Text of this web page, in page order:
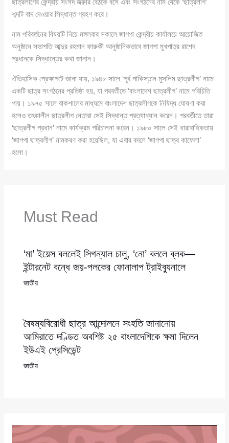
শব্দটি বাদ দেওয়ার সিদ্ধান্ত গ্রহণ করে।
নাম পরিবর্তনের বিষয়টি নিয়ে মঙ্গলবার সকালে জাগপা কেন্দ্রীয় কার্যালয়ে আয়োজিত
অনুষ্ঠানে সভাপতি আব্দুর রহমান ফারুকী আনুষ্ঠানিকভাবে জাগপা মুখপাত্র রাশেদ
প্রধানকে সিদ্ধান্তের কথা জানান।
ঐতিহাসিক প্রেক্ষাপটে জানা যায়, ১৯৪৮ সালে ‘পূর্ব পাকিস্তান মুসলিম ছাত্রলীগ’ নামে
একটি ছাত্র সংগঠনের প্রতিষ্ঠা হয়, যা পরবর্তীতে ‘বাংলাদেশ ছাত্রলীগ’ নামে পরিচিতি
পায়। ১৯৭৫ সালে বাকশালের মাধ্যমে বাংলাদেশ ছাত্রলীগকে নিষিদ্ধ ঘোষণা করা
হলেও তৎকালীন ছাত্রলীগ নেতারা সেই সিদ্ধান্ত প্রত্যাখ্যান করেন। পরবর্তীতে তারা
‘ছাত্রলীগ প্রধান’ নামে কার্যক্রম পরিচালনা করেন। ১৯৮০ সালে সেই ধারাবাহিকতায়
‘জাগপা ছাত্রলীগ’ নামকরণ করা হয়েছিল, যা এবার বদলে ‘জাগপা ছাত্র কাফেলা’
হলো।
Must Read
‘মা’ ইয়েস বললেই সিগন্যাল চালু, ‘নো’ বললে ব্লক—
ইন্টারনেট বন্ধে জয়-পলকের ফোনালাপ ট্রাইব্যুনালে
জাতীয়
বৈষম্যবিরোধী ছাত্র আন্দোলনে সংহতি জানানোয়
আমিরাতে দণ্ডিত অবশিষ্ট ২৫ বাংলাদেশিকে ক্ষমা দিলেন
ইউএই প্রেসিডেন্ট
জাতীয়